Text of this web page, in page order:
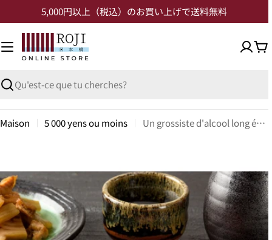
5,000円以上（税込）のお買い上げで送料無料
Maison 5 000 yens ou moins Un grossiste d'alcool long établi a un connaisseurs yamagata porc japonais salami